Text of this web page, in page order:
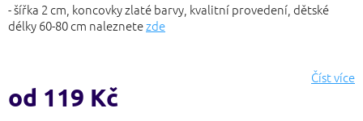
z
5
- šířka 2 cm, koncovky zlaté barvy, kvalitní provedení, dětské
délky 60-80 cm naleznetezde
Číst více
od 119 Kč